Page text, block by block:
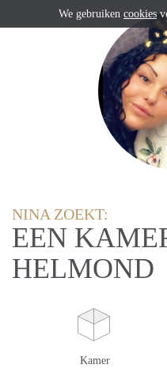
NINA ZOEKT:
EEN
HELMOND
Kamer
We gebruiken cookies